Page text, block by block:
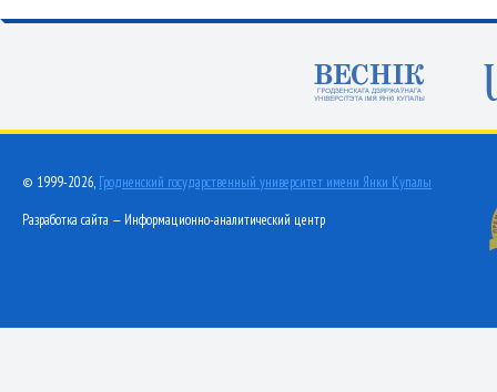
© 1999-2026, Гродненский государственный университет имени Янки Купалы
Разработка сайта — Информационно-аналитический центр